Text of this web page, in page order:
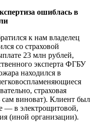
ошиблась в
к нам владелец
со страховой
23 млн рублей,
эксперта ФГБУ
находился в
страховая
сам виноват). Клиент был
— в электрощитовой,
(иной организации).